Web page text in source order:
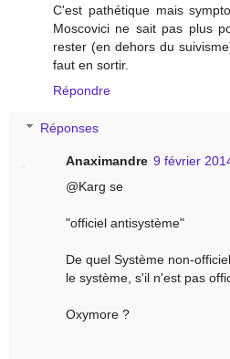
C'est pathétique mais
Moscovici ne sait pas plus
rester (en dehors du
faut en sortir.
Répondre
Réponses
Anaximandre 9 février
@Karg se
"officiel antisystème"
De quel Système non-
le système, s'il n'est pas
Oxymore ?